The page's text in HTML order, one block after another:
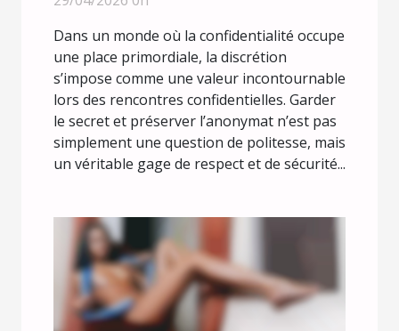
Dans un monde où la confidentialité occupe
une place primordiale, la discrétion
s’impose comme une valeur incontournable
lors des rencontres confidentielles. Garder
le secret et préserver l’anonymat n’est pas
simplement une question de politesse, mais
un véritable gage de respect et de sécurité...